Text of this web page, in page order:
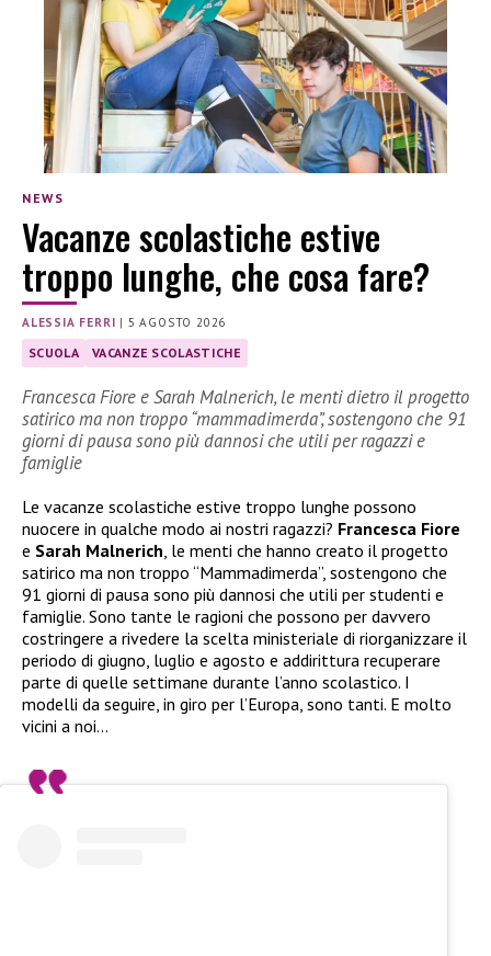
NEWS
Vacanze scolastiche estive
troppo lunghe, che cosa fare?
ALESSIA FERRI | 5 AGOSTO 2026
SCUOLA VACANZE SCOLASTICHE
Francesca Fiore e Sarah Malnerich, le menti dietro il progetto
satirico ma non troppo “mammadimerda”, sostengono che 91
giorni di pausa sono più dannosi che utili per ragazzi e
famiglie
Le vacanze scolastiche estive troppo lunghe possono
nuocere in qualche modo ai nostri ragazzi? Francesca Fiore
e Sarah Malnerich , le menti che hanno creato il progetto
satirico ma non troppo “Mammadimerda”, sostengono che
91 giorni di pausa sono più dannosi che utili per studenti e
famiglie. Sono tante le ragioni che possono per davvero
costringere a rivedere la scelta ministeriale di riorganizzare il
periodo di giugno, luglio e agosto e addirittura recuperare
parte di quelle settimane durante l’anno scolastico. I
modelli da seguire, in giro per l’Europa, sono tanti. E molto
vicini a noi…